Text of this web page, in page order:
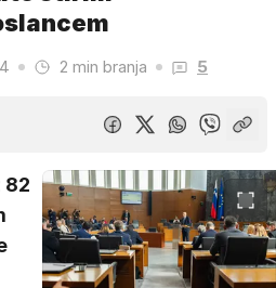
2 min branja 5
82